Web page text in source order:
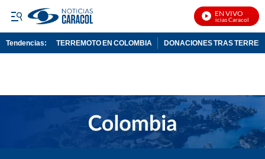
EN VIVO
Noticias Caracol En
Tendencias: TERREMOTO EN COLOMBIA DONACIONES TRAS